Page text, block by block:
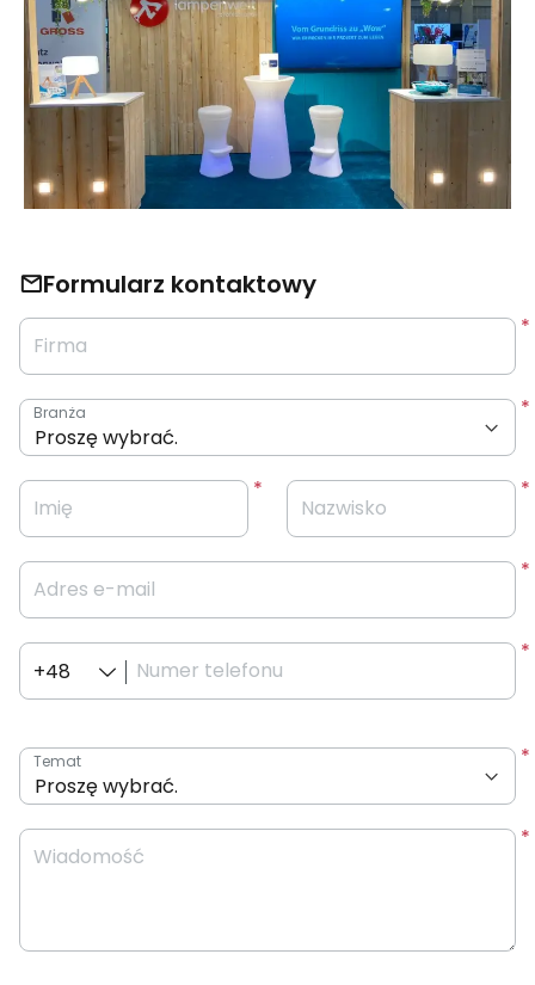
Formularz kontaktowy
Firma
Branża
Imię Nazwisko
Adres e-mail
Numer telefonu
+48
Temat
Wiadomość